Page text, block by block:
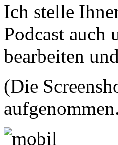
Ich stelle
Podcast auch
bearbeiten
(Die